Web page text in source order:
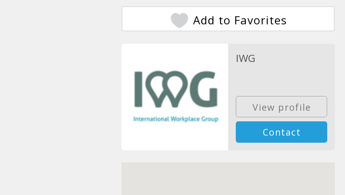
Add to Favorites
IWG
View profile
Contact